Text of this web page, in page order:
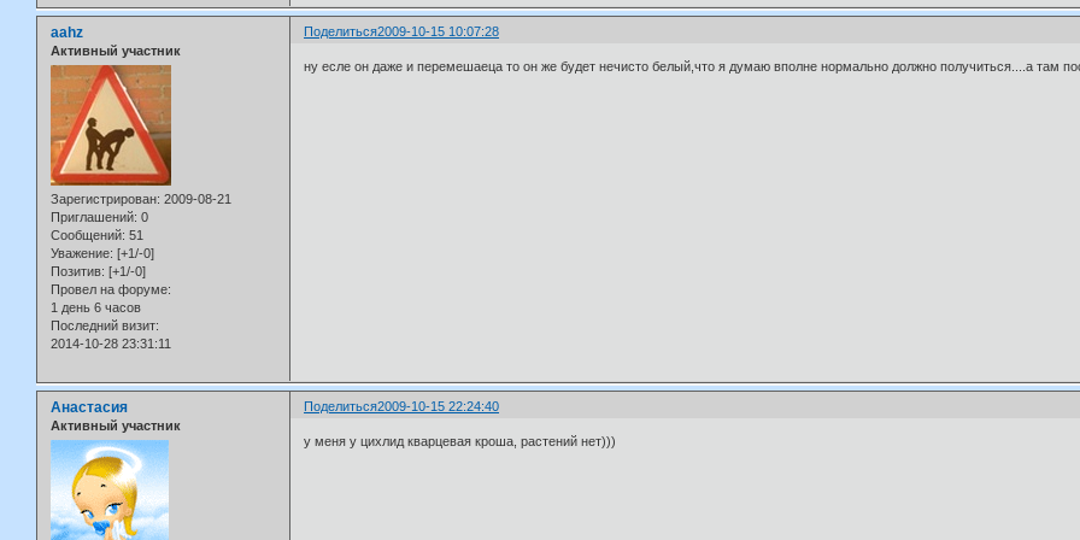
Поделиться2009-10-15 10:07:28
aahz
Активный участник
Зарегистрирован: 2009-08-21
Приглашений: 0
Сообщений: 51
Уважение: [+1/-0]
Позитив: [+1/-0]
Провел на форуме:
1 день 6 часов
Последний визит:
2014-10-28 23:31:11
ну есле он даже и перемешаеца то он же будет нечисто белый,что я думаю вполне нормально должно получиться....а там
Поделиться2009-10-15 22:24:40
Анастасия
Активный участник
у меня у цихлид кварцевая кроша, растений нет)))